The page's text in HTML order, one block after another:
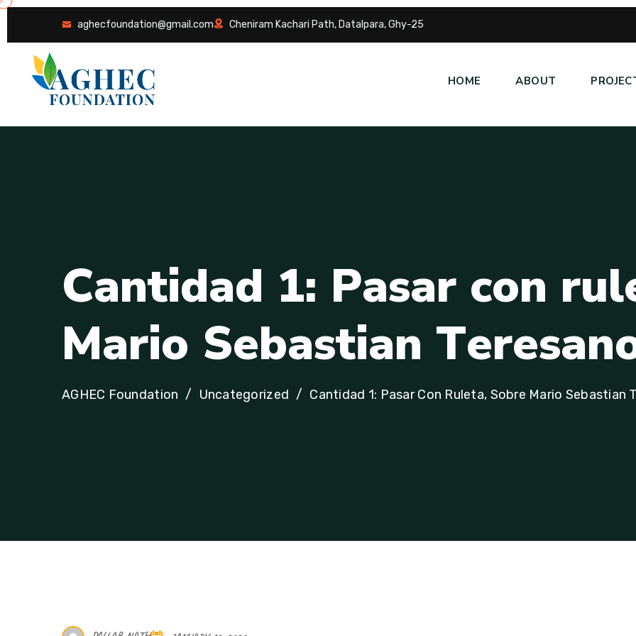
aghecfoundation@gmail.com Cheniram Kachari Path, Datalpara, Ghy-25
HOME ABOUT
Cantidad 1: Pasar con rul
Mario Sebastian Teresan
AGHEC Foundation Uncategorized Cantidad 1: Pasar Con Ruleta, Sobre Mario Sebastian